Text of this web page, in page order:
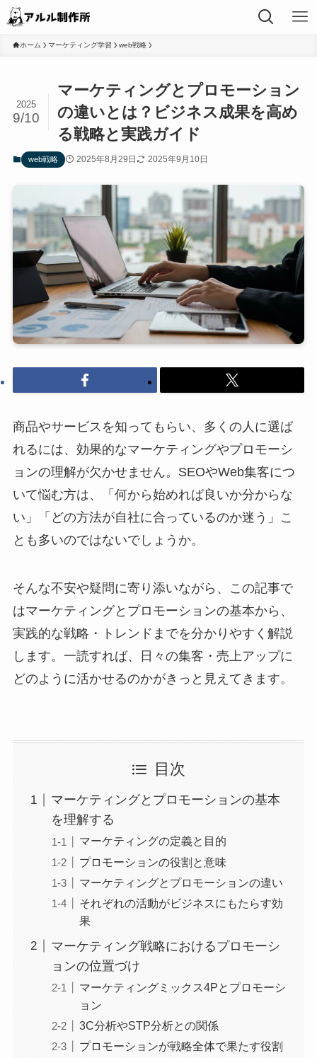
ホーム マーケティング学習 web戦略
マーケティングとプロモーション
の違いとは？ビジネス成果を高め
る戦略と実践ガイド
2025
9/10
web戦略 2025年8月29日 2025年9月10日
商品やサービスを知ってもらい、多くの人に選ば
れるには、効果的なマーケティングやプロモーシ
ョンの理解が欠かせません。SEOやWeb集客につ
いて悩む方は、「何から始めれば良いか分からな
い」「どの方法が自社に合っているのか迷う」こ
とも多いのではないでしょうか。
そんな不安や疑問に寄り添いながら、この記事で
はマーケティングとプロモーションの基本から、
実践的な戦略・トレンドまでを分かりやすく解説
します。一読すれば、日々の集客・売上アップに
どのように活かせるのかがきっと見えてきます。
目次
マーケティングとプロモーションの基本
を理解する
マーケティングの定義と目的
プロモーションの役割と意味
マーケティングとプロモーションの違い
それぞれの活動がビジネスにもたらす効
果
マーケティング戦略におけるプロモーシ
ョンの位置づけ
マーケティングミックス4Pとプロモーシ
ョン
3C分析やSTP分析との関係
プロモーションが戦略全体で果たす役割